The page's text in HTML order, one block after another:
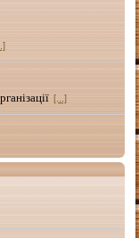
[...]